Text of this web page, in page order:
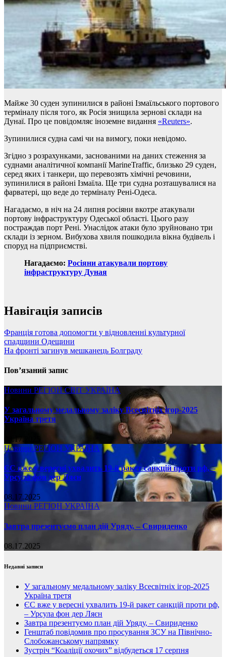
Майже 30 суден зупинилися в районі Ізмаїльського портового
терміналу після того, як Росія знищила зернові склади на
Дунаї. Про це повідомляє іноземне видання «Reuters».
Зупинилися судна самі чи на вимогу, поки невідомо.
Згідно з розрахунками, заснованими на даних стеження за
суднами аналітичної компанії MarineTraffic, близько 29 суден,
серед яких і танкери, що перевозять хімічні речовини,
зупинилися в районі Ізмаїла. Ще три судна розташувалися на
фарватері, що веде до терміналу Рені-Одеса.
Нагадаємо, в ніч на 24 липня росіяни вкотре атакували
портову інфраструктуру Одеської області. Цього разу
постраждав порт Рені. Унаслідок атаки було зруйновано три
склади із зерном. Вибухова хвиля пошкодила вікна будівель і
споруд на підприємстві.
Нагадаємо: Росіяни атакували портову
інфраструктуру Дуная
Навігація записів
Франція готова допомогти у відновленні культурної
спадщини Одещини
На фронті загинув мешканець Болграду
Пов’язаний запис
Новини РЕГІОНСВІТ УКРАЇНА
У загальному медальному заліку Всесвітніх ігор-2025
Україна третя
08.17.2025
НовиниРЕГІОН УКРАЇНА
ЄС вже у вересні ухвалить 19-й ракет санкцій проти рф, –
Урсула фон дер Ляєн
08.17.2025
Новини РЕГІОН УКРАЇНА
Завтра презентуємо план дій Уряду, – Свириденко
08.17.2025
Недавні записи
У загальному медальному заліку Всесвітніх ігор-2025
Україна третя
ЄС вже у вересні ухвалить 19-й ракет санкцій проти рф,
– Урсула фон дер Ляєн
Завтра презентуємо план дій Уряду, – Свириденко
Генштаб повідомив про просування ЗСУ на Північно-
Слобожанському напрямку
Зустріч “Коаліції охочих” відбудеться 17 серпня